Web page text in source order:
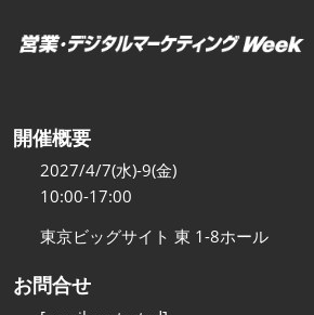
開催概要
2027/4/7(水)-9(金)
10:00-17:00
東京ビッグサイト 東 1-8ホール
お問合せ